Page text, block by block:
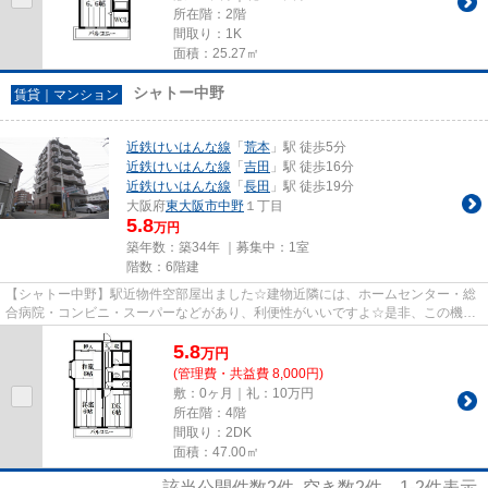
所在階：2階
間取り：1K
面積：25.27㎡
賃貸｜マンション シャトー中野
近鉄けいはんな線 「 荒本 」駅 徒歩5分
近鉄けいはんな線 「 吉田 」駅 徒歩16分
近鉄けいはんな線 「 長田 」駅 徒歩19分
大阪府東大阪市中野 １丁目
5.8万円
築年数：築34年 ｜募集中： 1室
階数：6階建
【シャトー中野】駅近物件空部屋出ました☆建物近隣には、ホームセンター・総
合病院・コンビニ・スーパーなどがあり、利便性がいいですよ☆是非、この機会
にご覧下さい！！
5.8万円
(管理費・共益費 8,000円)
敷：0ヶ月｜礼：10万円
所在階：4階
間取り：2DK
面積：47.00㎡